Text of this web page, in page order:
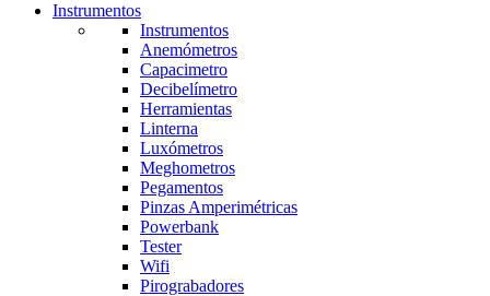
Instrumentos
Instrumentos
Anemómetros
Capacimetro
Decibelímetro
Herramientas
Linterna
Luxómetros
Meghometros
Pegamentos
Pinzas Amperimétricas
Powerbank
Tester
Wifi
Pirograbadores